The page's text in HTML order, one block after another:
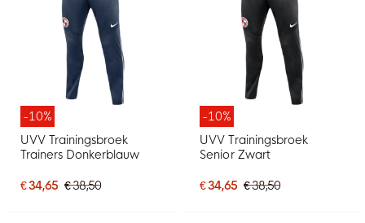
-10%
UVV Trainingsbroek
Trainers Donkerblauw
€ 34,65 € 38,50
-10%
UVV Trainingsbroek
Senior Zwart
€ 34,65 € 38,50